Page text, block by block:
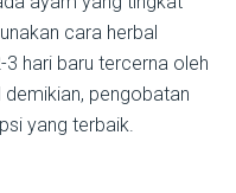
cara herbal
hari baru tercerna oleh
pengobatan
yang terbaik.